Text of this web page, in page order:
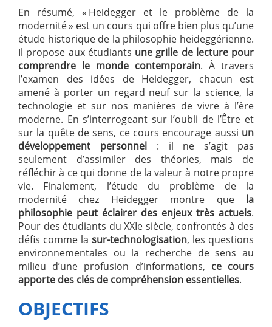
En résumé, « Heidegger et le problème de la
modernité » est un cours qui offre bien plus qu’une
étude historique de la philosophie heideggérienne.
Il propose aux étudiants une grille de lecture pour
comprendre le monde contemporain. À travers
l’examen des idées de Heidegger, chacun est
amené à porter un regard neuf sur la science, la
technologie et sur nos manières de vivre à l’ère
moderne. En s’interrogeant sur l’oubli de l’Être et
sur la quête de sens, ce cours encourage aussi un
développement personnel: il ne s’agit pas
seulement d’assimiler des théories, mais de
réfléchir à ce qui donne de la valeur à notre propre
vie. Finalement, l’étude du problème de la
modernité chez Heidegger montre que la
philosophie peut éclairer des enjeux très actuels.
Pour des étudiants du XXIe siècle, confrontés à des
défis comme la sur-technologisation, les questions
environnementales ou la recherche de sens au
milieu d’une profusion d’informations, ce cours
apporte des clés de compréhension essentielles.
OBJECTIFS